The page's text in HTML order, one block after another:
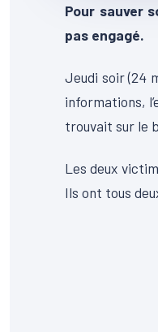
Pour sauver
pas engagé.
Jeudi soir (24
informations,
trouvait sur le
Les deux
Ils ont tous